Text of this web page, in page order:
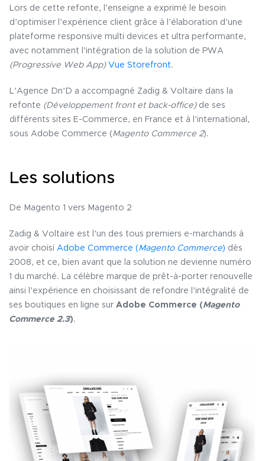
Lors de cette refonte, l’enseigne a exprimé le besoin
d’optimiser l’expérience client grâce à l’élaboration d’une
plateforme responsive multi devices et ultra performante,
avec notamment l’intégration de la solution de PWA
(Progressive Web App) Vue Storefront.
L’Agence Dn’D a accompagné Zadig & Voltaire dans la
refonte (Développement front et back-office)de ses
différents sites E-Commerce, en France et à l’international,
sous Adobe Commerce (Magento Commerce 2).
Les solutions
De Magento 1 vers Magento 2
Zadig & Voltaire est l’un des tous premiers e-marchands à
avoir choisi Adobe Commerce (Magento Commerce) dès
2008, et ce, bien avant que la solution ne devienne numéro
1 du marché. La célèbre marque de prêt-à-porter renouvelle
ainsi l’expérience en choisissant de refondre l’intégralité de
ses boutiques en ligne sur Adobe Commerce (Magento
Commerce 2.3).